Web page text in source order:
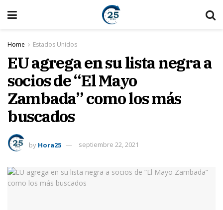
Home Estados Unidos
EU agrega en su lista negra a
socios de “El Mayo
Zambada” como los más
buscados
by Hora25 septiembre 22, 2021